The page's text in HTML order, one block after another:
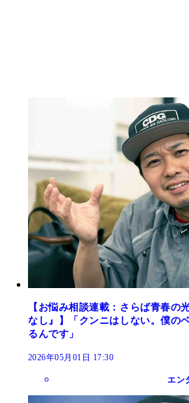
【お悩み相談連載：さらば青春の
なし』】「クンニはしない。僕の
るんです」
2026年05月01日 17:30
エン